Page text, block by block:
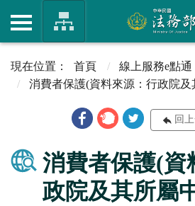
首頁
線上服務e點通
消費者保護(資料來源：行政院
回
消費者保護(資
政院及其所屬